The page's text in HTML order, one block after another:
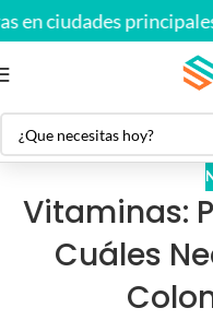
en ciudades principales
Vitaminas:
Cuáles
Envío gratis en